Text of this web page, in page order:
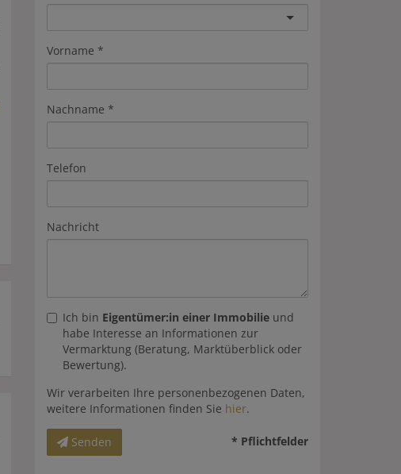
Vorname
Nachname
Telefon
Nachricht
Ich bin Eigentümer:in einer Immobilie und
habe Interesse an Informationen zur
Vermarktung (Beratung, Marktüberblick oder
Bewertung).
Wir verarbeiten Ihre personenbezogenen Daten,
weitere Informationen finden Sie hier.
Senden * Pflichtfelder